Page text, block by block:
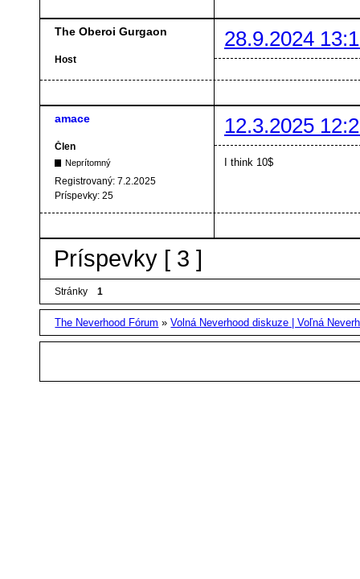
The Oberoi Gurgaon 28.9.2024
Host
amace 12.3.2025
Člen
Neprítomný
Registrovaný: 7.2.2025
Príspevky: 25
I think 10$
Príspevky [ 3 ]
Stránky 1
The Neverhood Fórum »Volná Neverhood diskuze | Voľná